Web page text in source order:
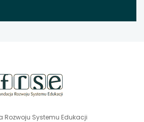
Rozwoju Systemu Edukacji